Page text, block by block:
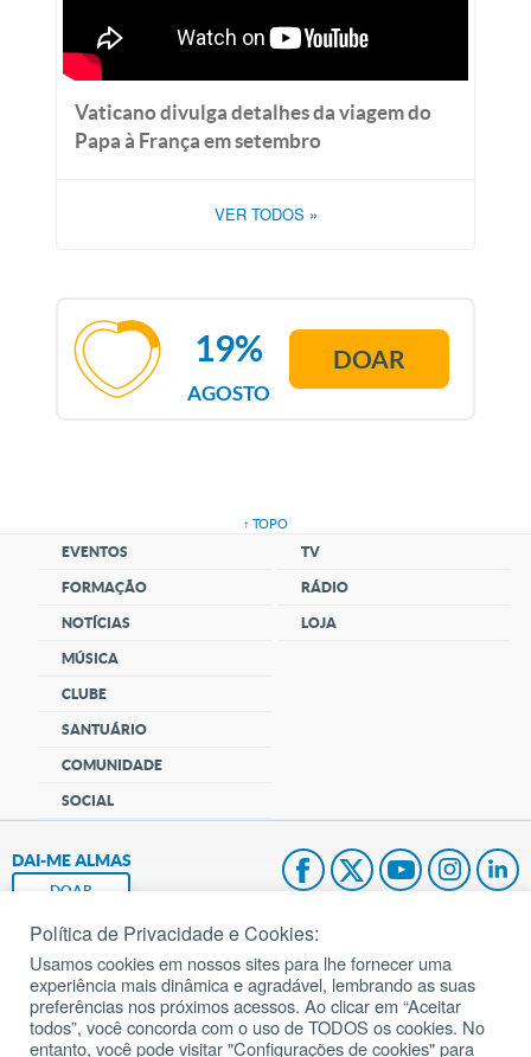
Vaticano divulga detalhes da viagem do
Papa à França em setembro
VER TODOS »
AGOSTO
19% DOAR
↑ TOPO
EVENTOS
FORMAÇÃO
NOTÍCIAS
MÚSICA
CLUBE
SANTUÁRIO
COMUNIDADE
SOCIAL
TV
RÁDIO
LOJA
DAI-ME ALMAS
DOAR
Fundação João Paulo II
Pedido de Oração
Mapa do site
Política de Privacidade e Cookies:
Usamos cookies em nossos sites para lhe fornecer uma
experiência mais dinâmica e agradável, lembrando as suas
preferências nos próximos acessos. Ao clicar em “Aceitar
todos”, você concorda com o uso de TODOS os cookies. No
entanto, você pode visitar "Configurações de cookies" para